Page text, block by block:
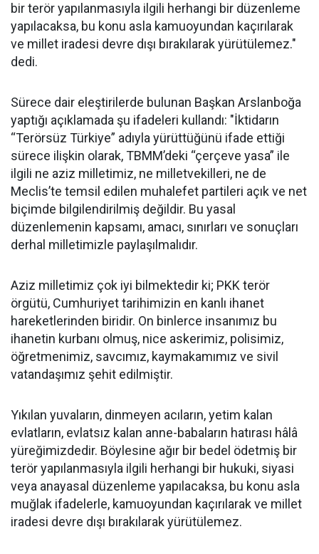
bir terör yapılanmasıyla ilgili herhangi bir düzenleme
yapılacaksa, bu konu asla kamuoyundan kaçırılarak
ve millet iradesi devre dışı bırakılarak yürütülemez."
dedi.
Sürece dair eleştirilerde bulunan Başkan Arslanboğa
yaptığı açıklamada şu ifadeleri kullandı: "İktidarın
“Terörsüz Türkiye” adıyla yürüttüğünü ifade ettiği
sürece ilişkin olarak, TBMM’deki “çerçeve yasa” ile
ilgili ne aziz milletimiz, ne milletvekilleri, ne de
Meclis’te temsil edilen muhalefet partileri açık ve net
biçimde bilgilendirilmiş değildir. Bu yasal
düzenlemenin kapsamı, amacı, sınırları ve sonuçları
derhal milletimizle paylaşılmalıdır.
Aziz milletimiz çok iyi bilmektedir ki; PKK terör
örgütü, Cumhuriyet tarihimizin en kanlı ihanet
hareketlerinden biridir. On binlerce insanımız bu
ihanetin kurbanı olmuş, nice askerimiz, polisimiz,
öğretmenimiz, savcımız, kaymakamımız ve sivil
vatandaşımız şehit edilmiştir.
Yıkılan yuvaların, dinmeyen acıların, yetim kalan
evlatların, evlatsız kalan anne-babaların hatırası hâlâ
yüreğimizdedir. Böylesine ağır bir bedel ödetmiş bir
terör yapılanmasıyla ilgili herhangi bir hukuki, siyasi
veya anayasal düzenleme yapılacaksa, bu konu asla
muğlak ifadelerle, kamuoyundan kaçırılarak ve millet
iradesi devre dışı bırakılarak yürütülemez.